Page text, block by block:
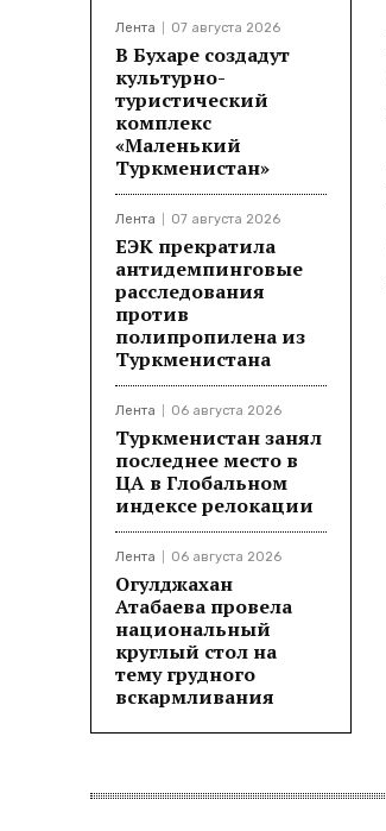
Лента 07 августа 2026
В Бухаре создадут
культурно-
туристический
комплекс
«Маленький
Туркменистан»
Лента 07 августа 2026
ЕЭК прекратила
антидемпинговые
расследования
против
полипропилена из
Туркменистана
Лента 06 августа 2026
Туркменистан занял
последнее место в
ЦА в Глобальном
индексе релокации
Лента 06 августа 2026
Огулджахан
Атабаева провела
национальный
круглый стол на
тему грудного
вскармливания